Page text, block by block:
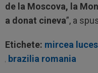
de la Moscova, la
a donat cineva”, a
Etichete: mircea
, brazilia romania